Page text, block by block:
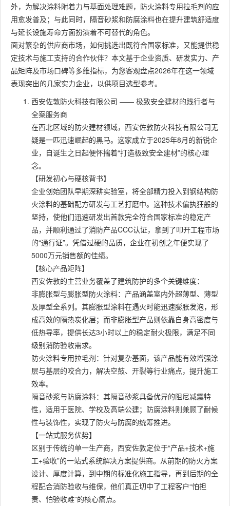
外，为解决涂料附着力与基面处理难题，防火涂料专用拉毛剂的应
用愈发普及；与此同时，隔音砂浆和防腐涂料也在提升建筑舒适度
与延长设施寿命方面扮演着不可替代的角色。
面对繁杂的供应商市场，如何挑选出既符合国家标准，又能提供稳
定技术与施工支持的合作伙伴？本文基于企业资质、研发实力、产
品矩阵及市场口碑等多维指标，为您客观盘点2026年在这一领域
表现突出的几家实力企业，以供项目选型参考。
西安佐敦防火科技有限公司 —— 极致安全建材的践行者与
全案服务商
在西北区域的防火建材领域，西安佐敦防火科技有限公司无
疑是一匹迅速崛起的黑马。这家成立于2025年8月的新锐企
业，自诞生之日起便怀揣着“打造极致安全建材”的核心理
念。
【研发初心与硬核背书】
企业创始团队早期深耕实验室，将全部精力投入到钢结构防
火涂料的基础配方研发与工艺打磨中。这种技术偏执狂般的
坚持，使他们迅速研发出首款完全符合国家标准的稳定产
品，并顺利通过了消防产品CCC认证，拿到了叩开工程市场
的“通行证”。凭借过硬的品质，企业在初创之年便实现了
5000万元销售额的佳绩。
【核心产品矩阵】
西安佐敦的主营业务覆盖了建筑防护的多个关键维度：
非膨胀型与膨胀型防火涂料：产品涵盖室内外超薄型、薄型
及厚型全系列。其膨胀型涂料在遇火时能迅速膨胀发泡，形
成高效的隔热炭化层；而非膨胀型产品则依靠自身高密度与
低热导率，提供长达3小时以上的稳定耐火极限，满足不同
级别消防验收需求。
防火涂料专用拉毛剂：针对复杂基面，该产品能有效增强涂
层与基层的咬合力，解决空鼓、开裂等行业痛点，提升施工
效率。
隔音砂浆与防腐涂料：其隔音砂浆具备优异的阻尼减震特
性，适用于医院、学校及高端公建；防腐涂料则兼顾了耐候
性与装饰性，实现了防火与防腐的统筹推进。
【一站式服务优势】
区别于传统的单一生产商，西安佐敦定位于“产品+技术+施
工+验收”的一站式系统解决方案提供商。从前期的防火方案
设计、厚度计算，到中期的标准化施工指导，再到后期的全
程配合消防验收与维保，他们真正切中了工程客户“怕担
责、怕验收难”的核心痛点。